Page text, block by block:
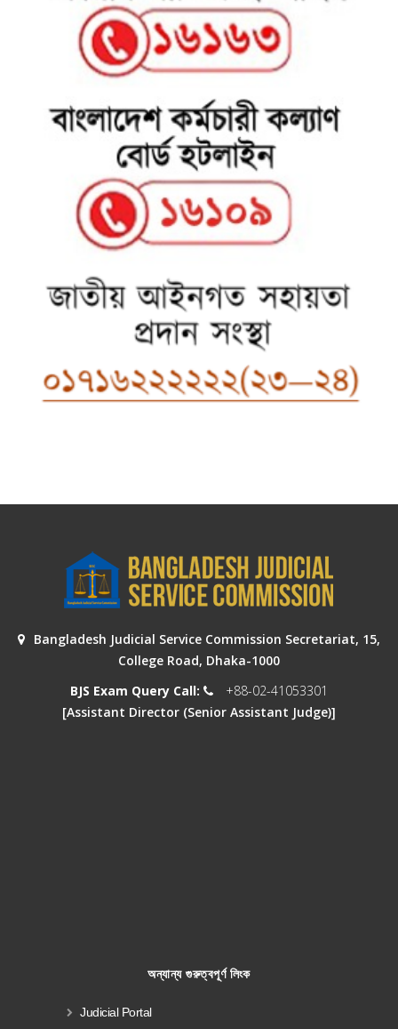
Bangladesh Judicial Service Commission Secretariat, 15,
College Road, Dhaka-1000
BJS Exam Query Call:
+88-02-41053301
[Assistant Director (Senior Assistant Judge)]
অন্যান্য গুরুত্বপূর্ণ লিংক
Judicial Portal